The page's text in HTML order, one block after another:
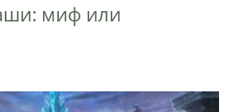
миф или